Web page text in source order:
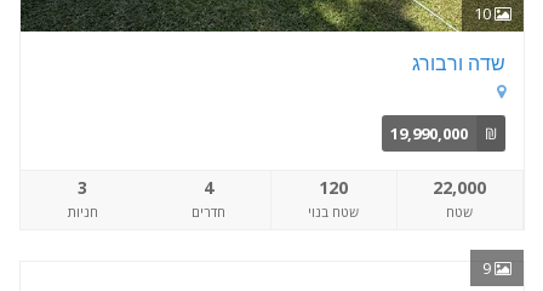
10
שדה ורבורג
₪
19,990,000
22,000
שטח
120
שטח בנוי
4
חדרים
3
חניות
9